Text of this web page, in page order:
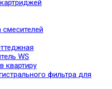
WS
квартиру
фильтра для